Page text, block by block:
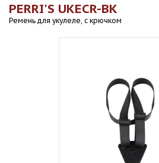
PERRI'S UKECR-BK
Ремень для укулеле, с крючком